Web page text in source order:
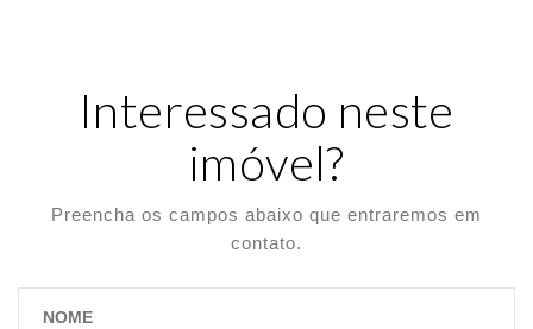
Interessado neste
imóvel?
Preencha os campos abaixo que entraremos em
contato.